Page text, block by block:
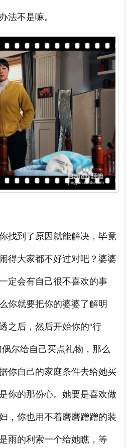
法不是嘛。
找到了原因就能解决，毕竟
得大家都不好过对吧？婆婆
定会有自己很不喜欢的事
你就要把你的婆婆了解明
之后，然后开始你的“行
尔给自己买点礼物，那么
你自己的家庭条件去给她买
你的那份心。她要是喜欢做
，你也用不着磨磨蹭蹭的装
雨的利索一个给她瞧，等